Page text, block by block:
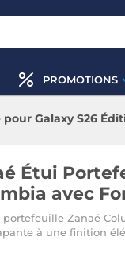
PROMOTIONS
Galaxy S26
Étui
avec
portefeuille Zanaé
à une finition